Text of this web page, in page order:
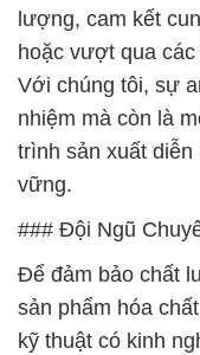
lượng, cam kết
hoặc vượt qua
Với chúng tôi, sự
nhiệm mà còn là
trình sản xuất diễn
vững.
### Đội Ngũ
Để đảm bảo chất
sản phẩm hóa
kỹ thuật có kinh